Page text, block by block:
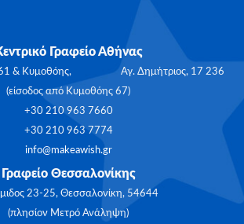
Γραφείο Αθήνας
261 & Κυμοθόης, Αγ. Δημήτριος, 17 236
(είσοδος από Κυμοθόης 67)
+30 210 963 7660
+30 210 963 7774
info@makeawish.gr
Γραφείο Θεσσαλονίκης
23-25, Θεσσαλονίκη, 54644
(πλησίον Μετρό Ανάληψη)